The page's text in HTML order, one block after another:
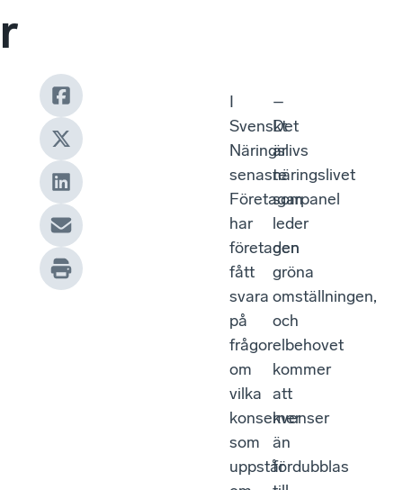
r
I
Svenskt
Näringslivs
senaste
Företagarpanel
har
företagen
fått
svara
på
frågor
om
vilka
konsekvenser
som
uppstår
–
Det
är
näringslivet
som
leder
den
gröna
omställningen,
och
elbehovet
kommer
att
mer
än
fördubblas